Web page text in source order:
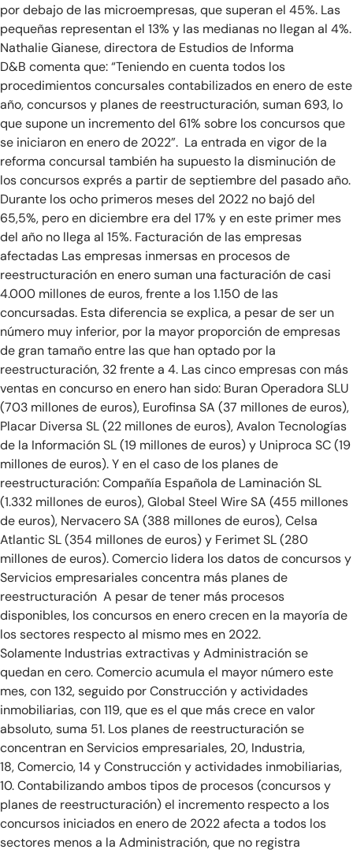
por debajo de las microempresas, que superan el 45%. Las
pequeñas representan el 13% y las medianas no llegan al 4%.
Nathalie Gianese, directora de Estudios de Informa
D&B comenta que: “Teniendo en cuenta todos los
procedimientos concursales contabilizados en enero de este
año, concursos y planes de reestructuración, suman 693, lo
que supone un incremento del 61% sobre los concursos que
se iniciaron en enero de 2022”. La entrada en vigor de la
reforma concursal también ha supuesto la disminución de
los concursos exprés a partir de septiembre del pasado año.
Durante los ocho primeros meses del 2022 no bajó del
65,5%, pero en diciembre era del 17% y en este primer mes
del año no llega al 15%. Facturación de las empresas
afectadas Las empresas inmersas en procesos de
reestructuración en enero suman una facturación de casi
4.000 millones de euros, frente a los 1.150 de las
concursadas. Esta diferencia se explica, a pesar de ser un
número muy inferior, por la mayor proporción de empresas
de gran tamaño entre las que han optado por la
reestructuración, 32 frente a 4. Las cinco empresas con más
ventas en concurso en enero han sido: Buran Operadora SLU
(703 millones de euros), Eurofinsa SA (37 millones de euros),
Placar Diversa SL (22 millones de euros), Avalon Tecnologías
de la Información SL (19 millones de euros) y Uniproca SC (19
millones de euros). Y en el caso de los planes de
reestructuración: Compañía Española de Laminación SL
(1.332 millones de euros), Global Steel Wire SA (455 millones
de euros), Nervacero SA (388 millones de euros), Celsa
Atlantic SL (354 millones de euros) y Ferimet SL (280
millones de euros). Comercio lidera los datos de concursos y
Servicios empresariales concentra más planes de
reestructuración A pesar de tener más procesos
disponibles, los concursos en enero crecen en la mayoría de
los sectores respecto al mismo mes en 2022.
Solamente Industrias extractivas y Administración se
quedan en cero. Comercio acumula el mayor número este
mes, con 132, seguido por Construcción y actividades
inmobiliarias, con 119, que es el que más crece en valor
absoluto, suma 51. Los planes de reestructuración se
concentran en Servicios empresariales, 20, Industria,
18, Comercio, 14 y Construcción y actividades inmobiliarias,
10. Contabilizando ambos tipos de procesos (concursos y
planes de reestructuración) el incremento respecto a los
concursos iniciados en enero de 2022 afecta a todos los
sectores menos a la Administración, que no registra